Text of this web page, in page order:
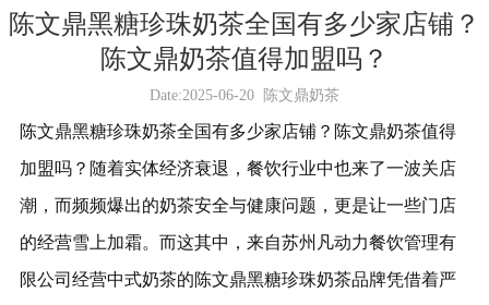
陈文鼎黑糖珍珠奶茶全国有多少家店铺？
陈文鼎奶茶值得加盟吗？
Date:2025-06-20 陈文鼎奶茶
陈文鼎黑糖珍珠奶茶全国有多少家店铺？陈文鼎奶茶值得
加盟吗？ 随着实体经济衰退，餐饮行业中也来了一波关店
潮，而频频爆出的奶茶安全与健康问题，更是让一些门店
的经营雪上加霜。而这其中，来自苏州凡动力餐饮管理有
限公司经营中式奶茶的陈文鼎黑糖珍珠奶茶品牌凭借着严